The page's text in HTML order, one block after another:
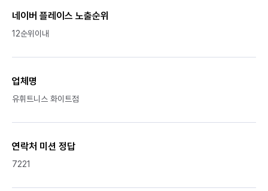
네이버 플레이스 노출순위
12순위이내
업체명
유휘트니스 화이트점
연락처 미션 정답
7221